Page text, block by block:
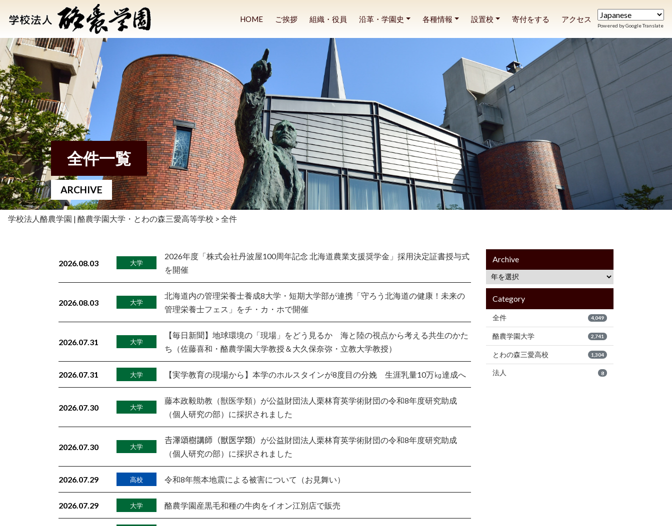
HOME ご挨拶 組織・役員 沿革・学園史 各種情報 設置校 寄付をする アクセス
Powered by Google Translate
全件一覧
ARCHIVE
学校法人酪農学園 | 酪農学園大学・とわの森三愛高等学校 > 全件
2026.08.03 大学
2026年度「株式会社丹波屋100周年記念 北海道農業支援奨学金」採用決定証書授与式
を開催
2026.08.03 大学
北海道内の管理栄養士養成8大学・短期大学部が連携「守ろう北海道の健康！未来の
管理栄養士フェス」をチ・カ・ホで開催
2026.07.31 大学
【毎日新聞】地球環境の「現場」をどう見るか 海と陸の視点から考える共生のかた
ち（佐藤喜和・酪農学園大学教授＆大久保奈弥・立教大学教授）
2026.07.31 大学 【実学教育の現場から】本学のホルスタインが8度目の分娩 生涯乳量10万㎏達成へ
2026.07.30 大学
藤本政毅助教（獣医学類）が公益財団法人栗林育英学術財団の令和8年度研究助成
（個人研究の部）に採択されました
2026.07.30 大学
𠮷澤頌樹講師（獣医学類）が公益財団法人栗林育英学術財団の令和8年度研究助成
（個人研究の部）に採択されました
2026.07.29 高校 令和8年熊本地震による被害について（お見舞い）
2026.07.29 大学 酪農学園産黒毛和種の牛肉をイオン江別店で販売
Archive
Category
全件 4,049
酪農学園大学 2,741
とわの森三愛高校 1,304
法人 8